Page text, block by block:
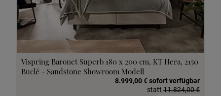
Vispring Baronet Superb 180 x 200 cm, KT Hera, 2150
Buclé - Sandstone Showroom Modell
8.999,00 € sofort verfügbar
statt 11.824,00 €